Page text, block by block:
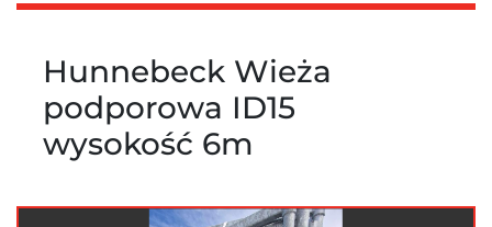
Hunnebeck Wieża
podporowa ID15
wysokość 6m